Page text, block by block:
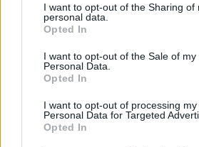
not limited to your visit or usage
grant or deny consent to Google and
use your data for below specified
consent section.
I want to opt-out of the Sharing of
personal data.
Opted In
I want to opt-out of the Sale of my
Personal Data.
Opted In
I want to opt-out of processing my
Personal Data for Targeted
Opted In